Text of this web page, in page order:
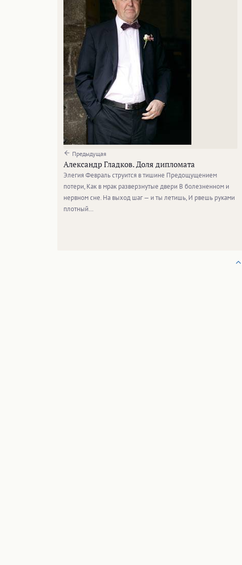
Предыдущая
Александр Гладков. Доля дипломата
Элегия Февраль струится в тишине Предощущением
потери, Как в мрак разверзнутые двери В болезненном и
нервном сне. На выход шаг — и ты летишь, И рвешь руками
плотный…